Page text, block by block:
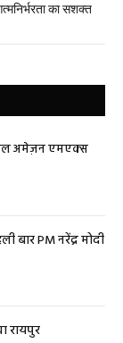
का सशक्त
अमेज़न एमएक्स
बार PM नरेंद्र मोदी
रायपुर